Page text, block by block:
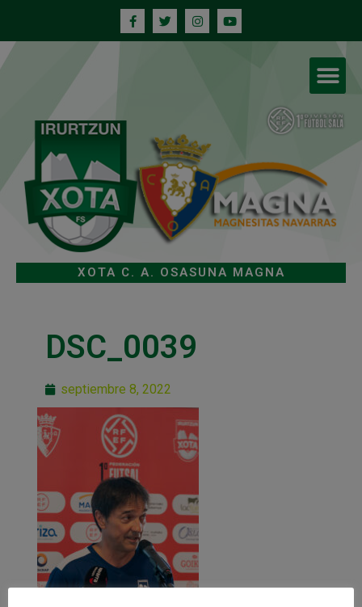
XOTA C. A. OSASUNA MAGNA
DSC_0039
septiembre 8, 2022